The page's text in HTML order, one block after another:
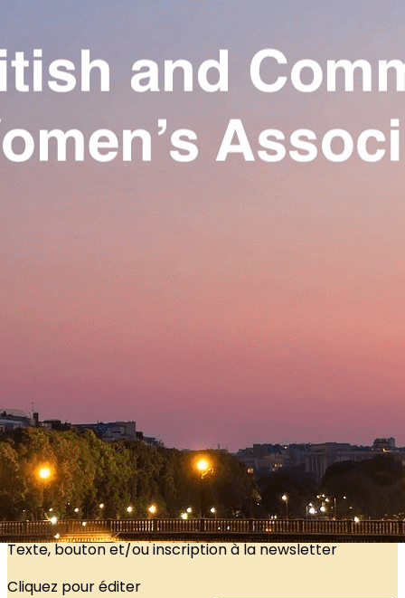
Exporter uniquement les colonnes affichées
Ajoutez un logo, un bouton, des réseaux sociaux
Our Association
Activities
Join us
?>
Images de la page d'accueil
Cliquez pour éditer
Texte, bouton et/ou inscription à la newsletter
Cliquez pour éditer